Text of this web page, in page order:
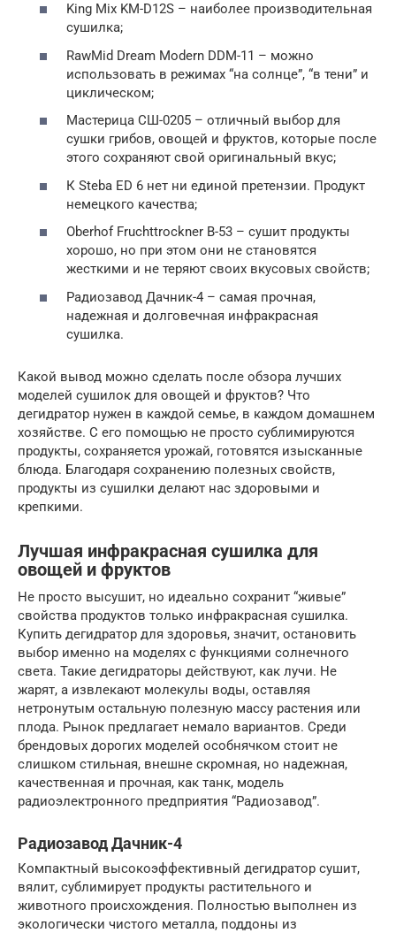
King Mix KM-D12S – наиболее производительная
сушилка;
RawMid Dream Modern DDM-11 – можно
использовать в режимах “на солнце”, “в тени” и
циклическом;
Мастерица СШ-0205 – отличный выбор для
сушки грибов, овощей и фруктов, которые после
этого сохраняют свой оригинальный вкус;
К Steba ED 6 нет ни единой претензии. Продукт
немецкого качества;
Oberhof Fruchttrockner В-53 – сушит продукты
хорошо, но при этом они не становятся
жесткими и не теряют своих вкусовых свойств;
Радиозавод Дачник-4 – самая прочная,
надежная и долговечная инфракрасная
сушилка.
Какой вывод можно сделать после обзора лучших
моделей сушилок для овощей и фруктов? Что
дегидратор нужен в каждой семье, в каждом домашнем
хозяйстве. С его помощью не просто сублимируются
продукты, сохраняется урожай, готовятся изысканные
блюда. Благодаря сохранению полезных свойств,
продукты из сушилки делают нас здоровыми и
крепкими.
Лучшая инфракрасная сушилка для
овощей и фруктов
Не просто высушит, но идеально сохранит “живые”
свойства продуктов только инфракрасная сушилка.
Купить дегидратор для здоровья, значит, остановить
выбор именно на моделях с функциями солнечного
света. Такие дегидраторы действуют, как лучи. Не
жарят, а извлекают молекулы воды, оставляя
нетронутым остальную полезную массу растения или
плода. Рынок предлагает немало вариантов. Среди
брендовых дорогих моделей особнячком стоит не
слишком стильная, внешне скромная, но надежная,
качественная и прочная, как танк, модель
радиоэлектронного предприятия “Радиозавод”.
Радиозавод Дачник-4
Компактный высокоэффективный дегидратор сушит,
вялит, сублимирует продукты растительного и
животного происхождения. Полностью выполнен из
экологически чистого металла, поддоны из